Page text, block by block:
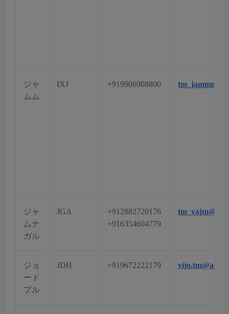
ジャ
ムム
IXJ +919906908800
ジャ
ムナ
ガル
JGA
+912882720176
+916354604779
ジョ
ード
プル
JDH +919672222179